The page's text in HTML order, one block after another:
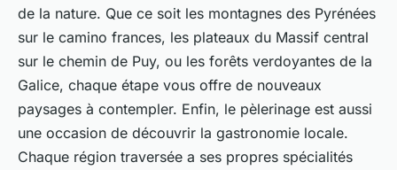
de la nature. Que ce soit les montagnes des Pyrénées
sur le camino frances, les plateaux du Massif central
sur le chemin de Puy, ou les forêts verdoyantes de la
Galice, chaque étape vous offre de nouveaux
paysages à contempler. Enfin, le pèlerinage est aussi
une occasion de découvrir la gastronomie locale.
Chaque région traversée a ses propres spécialités